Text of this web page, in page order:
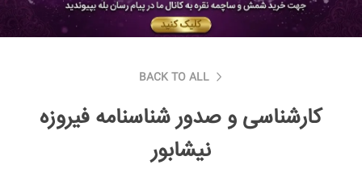
BACK TO ALL
کارشناسی و صدور شناسنامه فیروزه
نیشابور